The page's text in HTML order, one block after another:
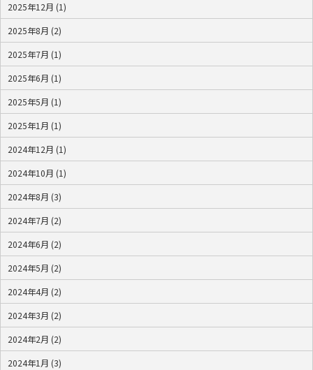
2025年12月 (1)
2025年8月 (2)
2025年7月 (1)
2025年6月 (1)
2025年5月 (1)
2025年1月 (1)
2024年12月 (1)
2024年10月 (1)
2024年8月 (3)
2024年7月 (2)
2024年6月 (2)
2024年5月 (2)
2024年4月 (2)
2024年3月 (2)
2024年2月 (2)
2024年1月 (3)